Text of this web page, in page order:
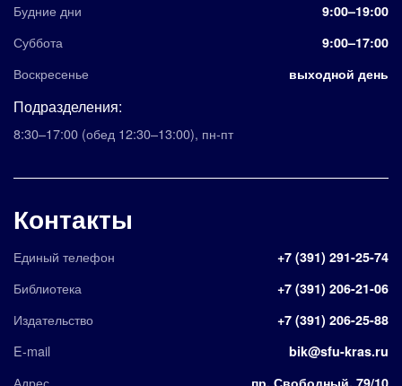
Будние дни 9:00–19:00
Суббота 9:00–17:00
Воскресенье выходной день
Подразделения:
8:30–17:00 (обед 12:30–13:00), пн-пт
Контакты
Единый телефон +7 (391) 291-25-74
Библиотека +7 (391) 206-21-06
Издательство +7 (391) 206-25-88
E-mail bik@sfu-kras.ru
Адрес пр. Свободный, 79/10